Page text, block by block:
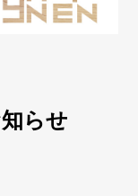
らせ